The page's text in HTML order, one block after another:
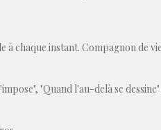
à chaque instant. Compagnon de
"Quand l'au-delà se